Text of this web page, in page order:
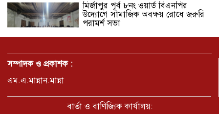
মির্জাপুর পূর্ব ৮নং ওয়ার্ড বিএনপির
উদ্যোগে সামাজিক অবক্ষয় রোধে জরুরি
পরামর্শ সভা
ভ্রমণ কাহিনী: পদ্মা পারে আনন্দ ভ্রমণ –
সময় –মুক্তা পারভীন
সম্পাদক ও প্রকাশক :
এম.এ.মান্নান.মান্না
বার্তা ও বাণিজ্যিক কার্যালয়: